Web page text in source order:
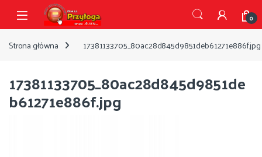
Przejdź do nawigacji
Przejdź do treści
Open 0
Strona główna 17381133705_80ac28d845d9851deb61271e886f.jpg
17381133705_80ac28d845d9851de
b61271e886f.jpg